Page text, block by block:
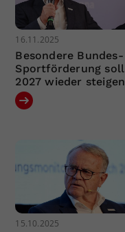
16.11.2025
Besondere Bundes-
Sportförderung soll
2027 wieder steigen
15.10.2025